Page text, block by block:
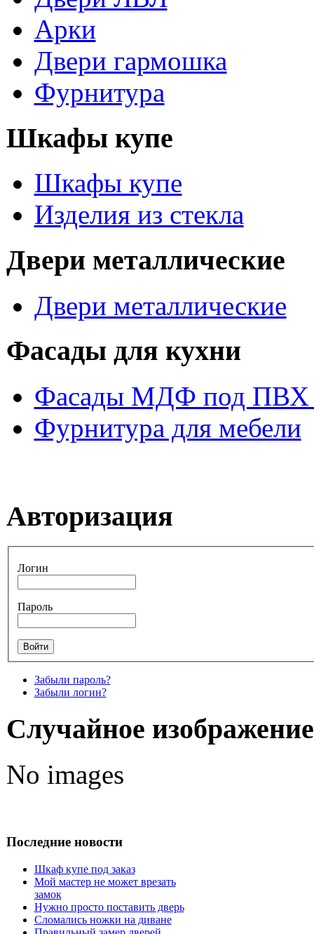
Арки
Двери гармошка
Фурнитура
Шкафы купе
Шкафы купе
Изделия из стекла
Двери металлические
Двери металлические
Фасады для кухни
Фасады МДФ под ПВХ
Фурнитура для мебели
Авторизация
Логин
Пароль
Забыли пароль?
Забыли логин?
Случайное изображение
No images
Последние новости
Шкаф купе под заказ
Мой мастер не может врезать
замок
Нужно просто поставить дверь
Сломались ножки на диване